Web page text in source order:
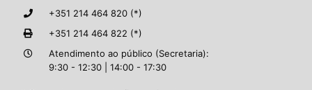
+351 214 464 820 (*)
+351 214 464 822 (*)
Atendimento ao público (Secretaria):
9:30 - 12:30 | 14:00 - 17:30